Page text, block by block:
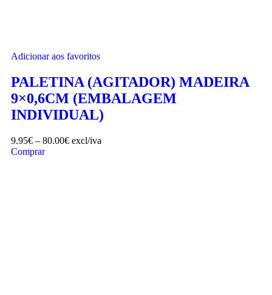
Adicionar aos favoritos
PALETINA (AGITADOR) MADEIRA
9×0,6CM (EMBALAGEM
INDIVIDUAL)
9.95€ – 80.00€ excl/iva
Comprar